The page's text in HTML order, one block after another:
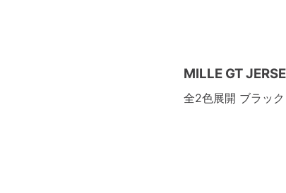
MILLE GT
全2色展開 ブラッ